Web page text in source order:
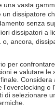
una vasta
un dissipatore
senza
dissipatori a
o, ancora,
per
e valutare le
Considera
l'overclocking o
di selezionare